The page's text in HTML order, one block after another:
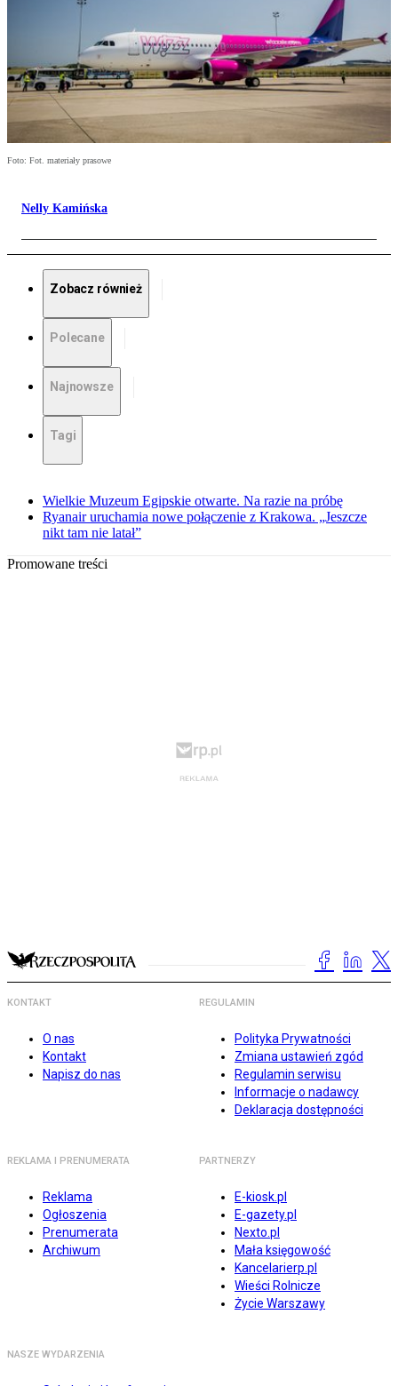
Foto: Fot. materiały prasowe
Nelly Kamińska
Zobacz również
Polecane
Najnowsze
Tagi
Wielkie Muzeum Egipskie otwarte. Na razie na próbę
Ryanair uruchamia nowe połączenie z Krakowa. „Jeszcze
nikt tam nie latał”
Promowane treści
KONTAKT
O nas
Kontakt
Napisz do nas
REGULAMIN
Polityka Prywatności
Zmiana ustawień zgód
Regulamin serwisu
Informacje o nadawcy
Deklaracja dostępności
REKLAMA I PRENUMERATA
Reklama
Ogłoszenia
Prenumerata
Archiwum
PARTNERZY
E-kiosk.pl
E-gazety.pl
Nexto.pl
Mała księgowość
Kancelarierp.pl
Wieści Rolnicze
Życie Warszawy
NASZE WYDARZENIA